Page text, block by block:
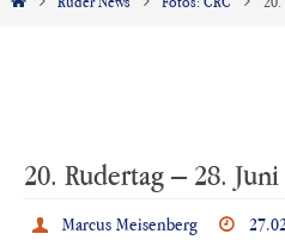
20. Rudertag – 28. Juni
Marcus Meisenberg